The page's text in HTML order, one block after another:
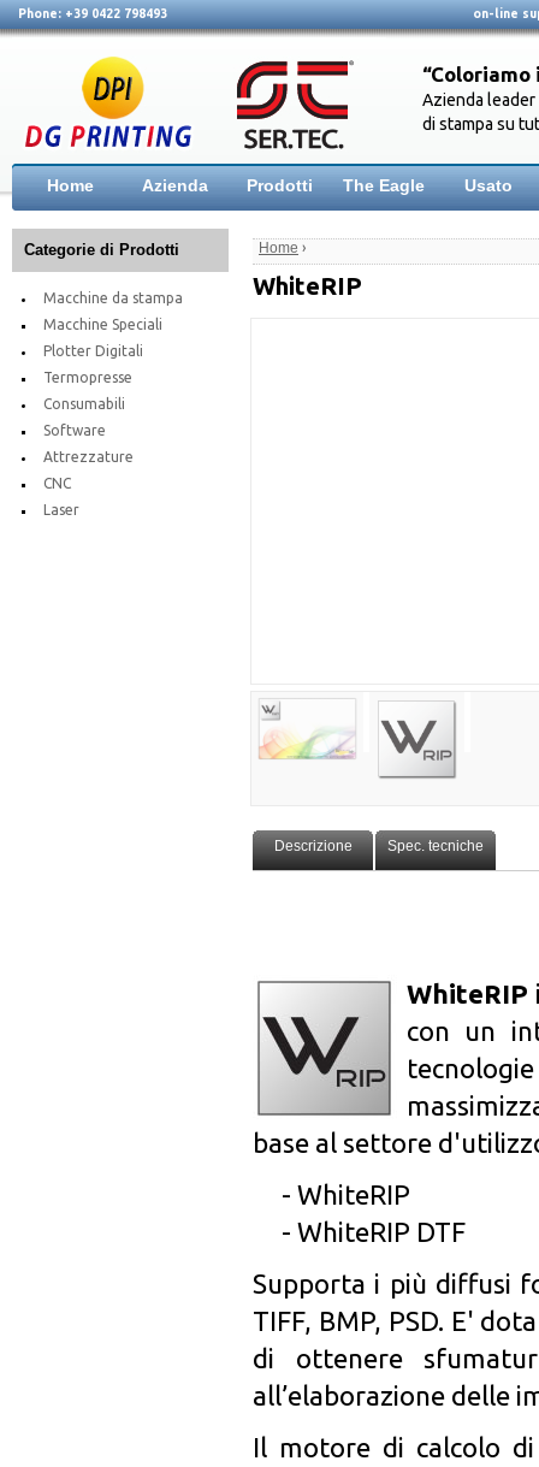
Phone: +39 0422 798493 on-line
“Coloriamo
Azienda
di stampa su
Home Azienda Prodotti The Eagle Usato
Categorie di Prodotti
Macchine da stampa
Macchine Speciali
Plotter Digitali
Termopresse
Consumabili
Software
Attrezzature
CNC
Laser
Home ›
WhiteRIP
Descrizione Spec. tecniche
WhiteRIP
con un
base al settore
- WhiteRIP
- WhiteRIP DTF
Supporta i più diffusi
TIFF, BMP, PSD. E'
di ottenere
all’elaborazione delle
Il motore di calcolo